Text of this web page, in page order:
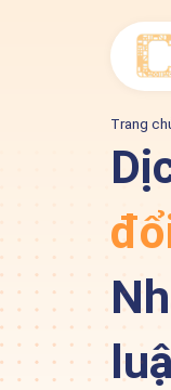
Trang